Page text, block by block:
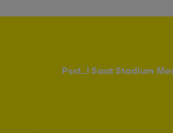
Psst..! Saat Stadium